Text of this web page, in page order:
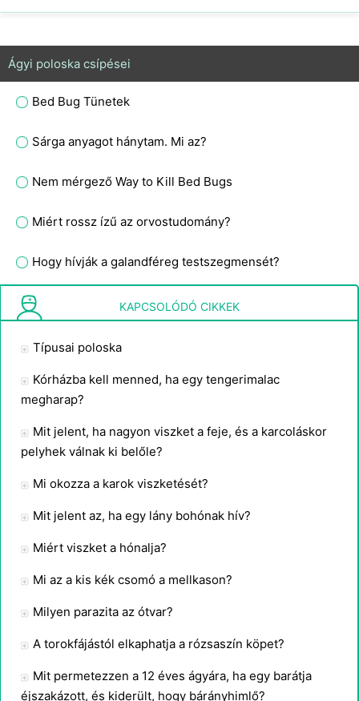
Ágyi poloska csípései
Bed Bug Tünetek
Sárga anyagot hánytam. Mi az?
Nem mérgező Way to Kill Bed Bugs
Miért rossz ízű az orvostudomány?
Hogy hívják a galandféreg testszegmensét?
Hogyan Ellenőrizze a Bed Bug Bites
KAPCSOLÓDÓ CIKKEK
Típusai poloska
Kórházba kell menned, ha egy tengerimalac
megharap?
Mit jelent, ha nagyon viszket a feje, és a karcoláskor
pelyhek válnak ki belőle?
Mi okozza a karok viszketését?
Mit jelent az, ha egy lány bohónak hív?
Miért viszket a hónalja?
Mi az a kis kék csomó a mellkason?
Milyen parazita az ótvar?
A torokfájástól elkaphatja a rózsaszín köpet?
Mit permetezzen a 12 éves ágyára, ha egy barátja
éjszakázott, és kiderült, hogy bárányhimlő?